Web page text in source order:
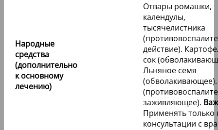
Народные
средства
(дополнительно
к основному
лечению)
Отвары ромашки,
календулы,
тысячелистника
действие).
сок
Льняное семя
заживляющее).
Применять только
консультации с